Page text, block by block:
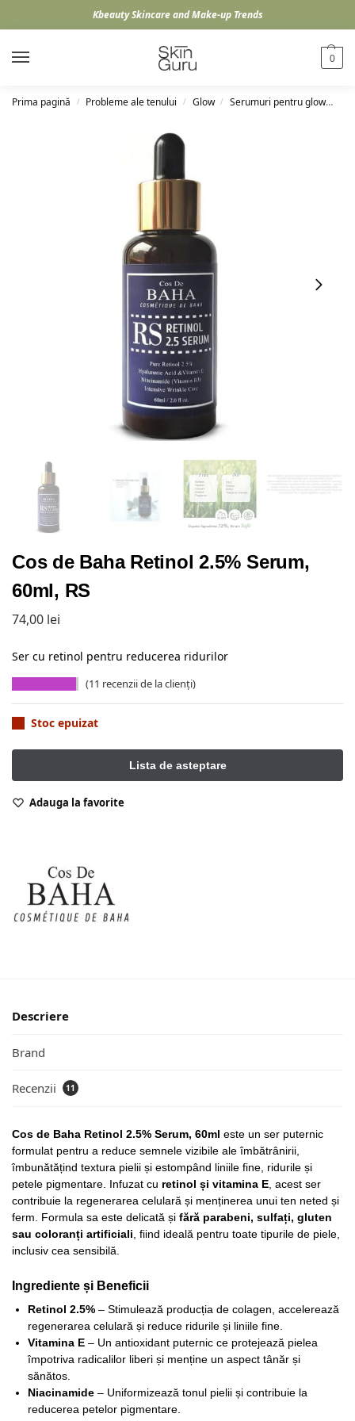
Kbeauty Skincare and Make-up Trends
0
Prima pagină / Probleme ale tenului / Glow / Serumuri pentru glow
Cos de Baha Retinol 2.5% Serum,
60ml, RS
74,00 lei
Ser cu retinol pentru reducerea ridurilor
(11 recenzii de la clienți)
Stoc epuizat
Adauga la favorite
Descriere
Brand
Recenzii 11
Cos de Baha Retinol 2.5% Serum, 60ml este un ser puternic
formulat pentru a reduce semnele vizibile ale îmbătrânirii,
îmbunătățind textura pielii și estompând liniile fine, ridurile și
petele pigmentare. Infuzat cu retinol și vitamina E, acest ser
contribuie la regenerarea celulară și menținerea unui ten neted și
ferm. Formula sa este delicată și fără parabeni, sulfați, gluten
sau coloranți artificiali, fiind ideală pentru toate tipurile de piele,
inclusiv cea sensibilă.
Ingrediente și Beneficii
Retinol 2.5% – Stimulează producția de colagen, accelerează
regenerarea celulară și reduce ridurile și liniile fine.
Vitamina E – Un antioxidant puternic ce protejează pielea
împotriva radicalilor liberi și menține un aspect tânăr și
sănătos.
Niacinamide – Uniformizează tonul pielii și contribuie la
reducerea petelor pigmentare.